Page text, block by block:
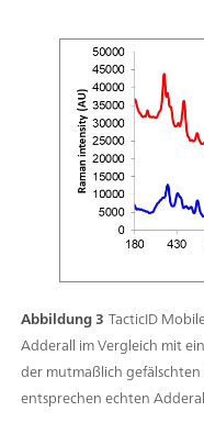
Abbildung 3 TacticID
Adderall im Vergleich mit
der mutmaßlich
entsprechen echten